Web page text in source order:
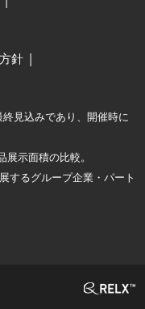
針
見込みであり、開催時に
示面積の比較。
するグループ企業・パート